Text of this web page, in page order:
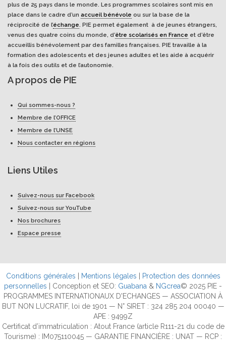
plus de 25 pays dans le monde. Les programmes scolaires sont mis en
place dans le cadre d’un accueil bénévole ou sur la base de la
réciprocité de l’échange. PIE permet également à de jeunes étrangers,
venus des quatre coins du monde, d’être scolarisés en France et d’être
accueillis bénévolement par des familles françaises. PIE travaille à la
formation des adolescents et des jeunes adultes et les aide à acquérir
à la fois des outils et de l’autonomie.
A propos de PIE
Qui sommes-nous ?
Membre de l’OFFICE
Membre de l’UNSE
Nous contacter en régions
Liens Utiles
Suivez-nous sur Facebook
Suivez-nous sur YouTube
Nos brochures
Espace presse
Conditions générales Mentions légales
Protection des données
personnelles | Conception et SEO: Guabana & NGcrea© 2025 PIE -
PROGRAMMES INTERNATIONAUX D'ECHANGES — ASSOCIATION À
BUT NON LUCRATIF, loi de 1901 — N° SIRET : 324 285 204 00040 —
APE : 9499Z
Certificat d’immatriculation : Atout France (article R111-21 du code de
Tourisme) : IM075110045 — GARANTIE FINANCIÈRE : UNAT — RCP :